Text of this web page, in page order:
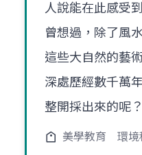
人說能在此感受
曾想過，除了風
這些大自然的藝
深處歷經數千萬
整開採出來的呢？
美學教育 環境